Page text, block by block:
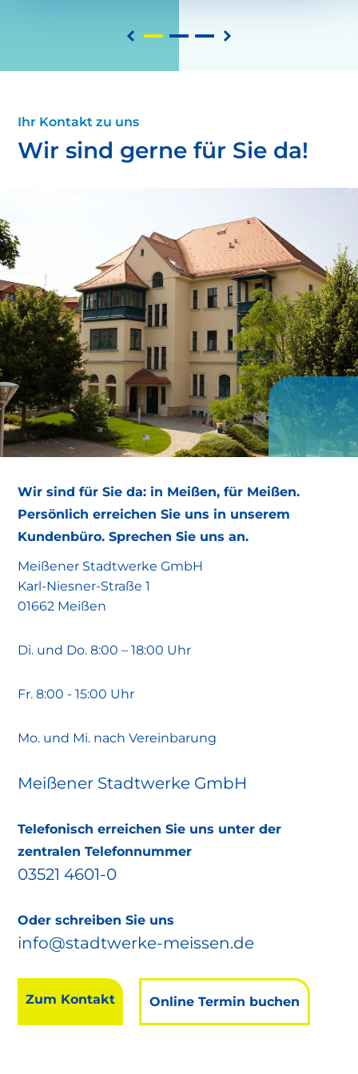
Wir sind gerne für Sie da!
Ihr Kontakt zu uns
Wir sind für Sie da: in Meißen, für Meißen.
Persönlich erreichen Sie uns in unserem
Kundenbüro. Sprechen Sie uns an.
Meißener Stadtwerke GmbH
Karl-Niesner-Straße 1
01662 Meißen
Di. und Do. 8:00 – 18:00 Uhr
Fr. 8:00 - 15:00 Uhr
Mo. und Mi. nach Vereinbarung
Meißener Stadtwerke GmbH
Telefonisch erreichen Sie uns unter der
zentralen Telefonnummer
03521 4601-0
Oder schreiben Sie uns
info@stadtwerke-meissen.de
Zum Kontakt Online Termin buchen